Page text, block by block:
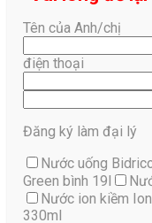
Tên của Anh/chị
điện thoại
Đăng ký làm đại lý
Nước uống
Green bình 19l
Nước ion kiềm
330ml